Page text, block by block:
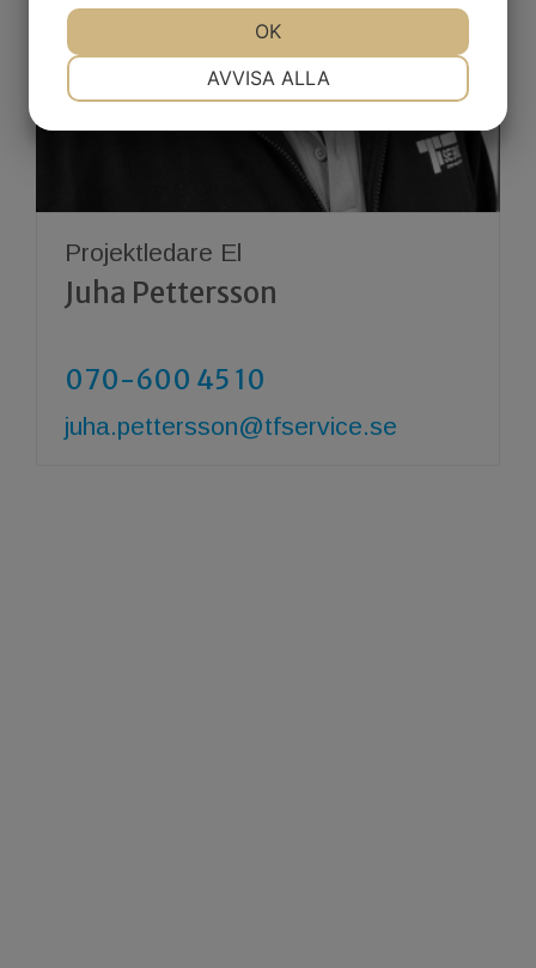
Projektledare El
Juha Pettersson
070-600 45 10
​​​​​​​juha.pettersson@tfservice.se
STATISTIK
AVVISA ALLA
OK